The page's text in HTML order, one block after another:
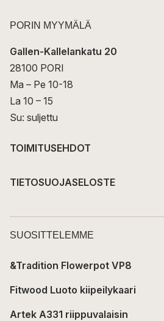
PORIN MYYMÄLÄ
Gallen-Kallelankatu 20
28100 PORI
Ma – Pe 10-18
La 10 – 15
Su: suljettu
TOIMITUSEHDOT
TIETOSUOJASELOSTE
SUOSITTELEMME
&Tradition Flowerpot VP8
Fitwood Luoto kiipeilykaari
Artek A331 riippuvalaisin